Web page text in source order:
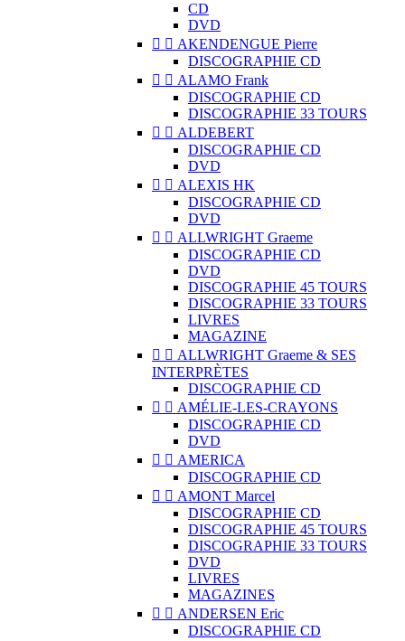
CD
DVD
  AKENDENGUE Pierre
DISCOGRAPHIE CD
  ALAMO Frank
DISCOGRAPHIE CD
DISCOGRAPHIE 33 TOURS
  ALDEBERT
DISCOGRAPHIE CD
DVD
  ALEXIS HK
DISCOGRAPHIE CD
DVD
  ALLWRIGHT Graeme
DISCOGRAPHIE CD
DVD
DISCOGRAPHIE 45 TOURS
DISCOGRAPHIE 33 TOURS
LIVRES
MAGAZINE
  ALLWRIGHT Graeme & SES
INTERPRÈTES
DISCOGRAPHIE CD
  AMÉLIE-LES-CRAYONS
DISCOGRAPHIE CD
DVD
  AMERICA
DISCOGRAPHIE CD
  AMONT Marcel
DISCOGRAPHIE CD
DISCOGRAPHIE 45 TOURS
DISCOGRAPHIE 33 TOURS
DVD
LIVRES
MAGAZINES
  ANDERSEN Eric
DISCOGRAPHIE CD